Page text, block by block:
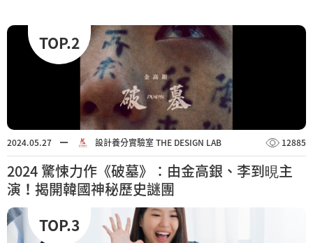
TOP.2
2024 驚悚力作《破墓》：由金高銀、李到晛主
演！揭開韓國神秘歷史謎團
2024.05.27 設計養分實驗室 THE DESIGN LAB 12885
TOP.3